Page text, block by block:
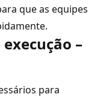
que as equipes
–
para